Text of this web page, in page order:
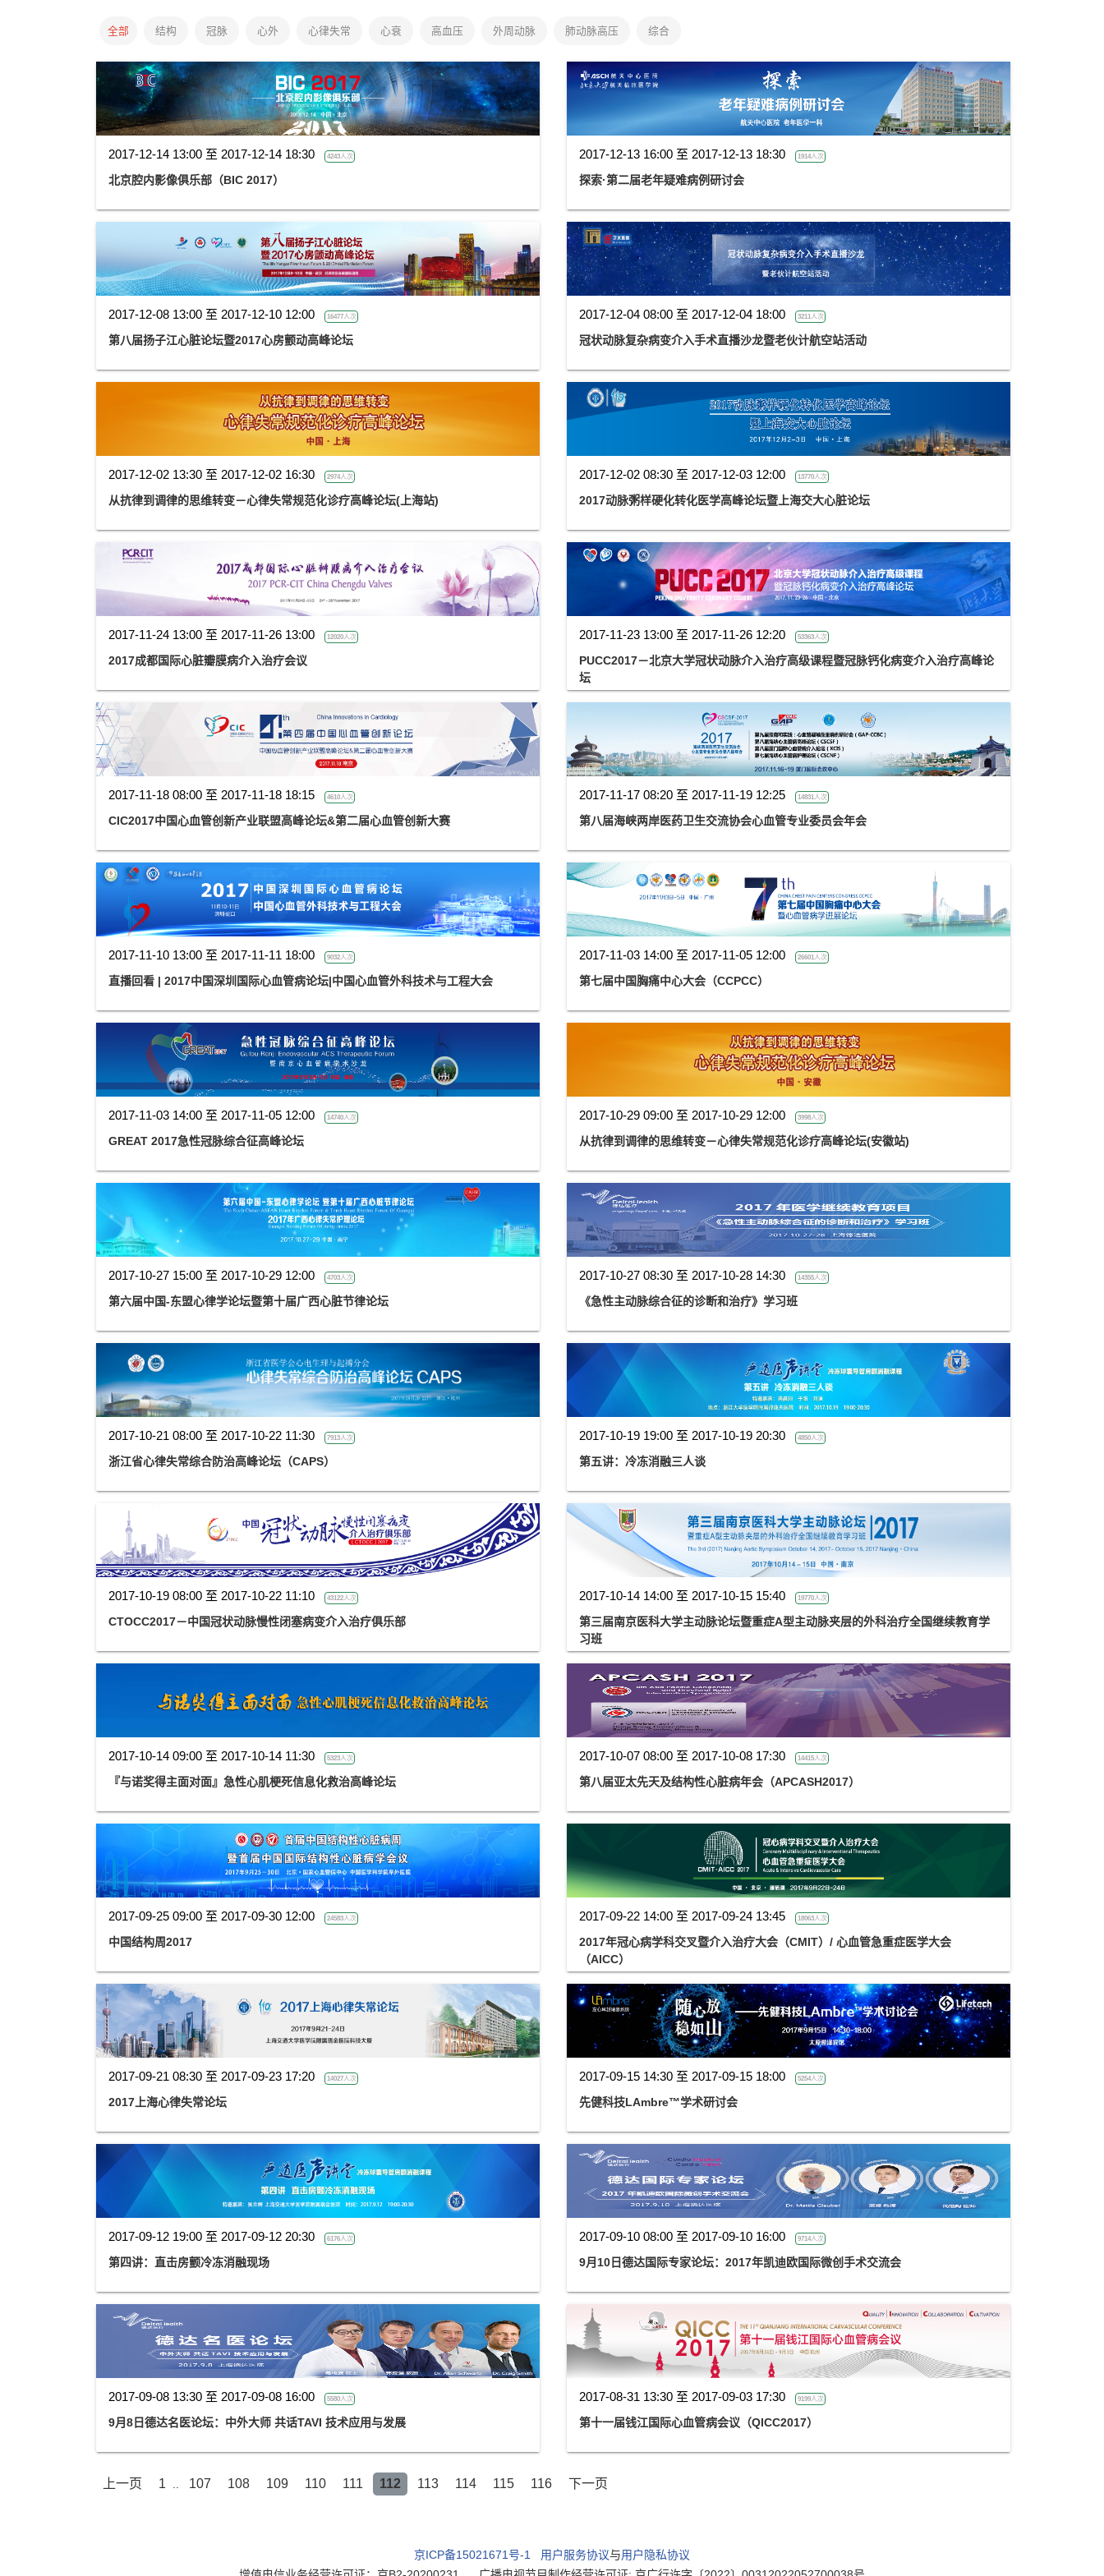
全部 结构 冠脉 心外 心律失常 心衰 高血压 外周动脉 肺动脉高压 综合
2017-12-14 13:00 至 2017-12-14 18:30 4243人次
北京腔内影像俱乐部（BIC 2017）
2017-12-13 16:00 至 2017-12-13 18:30 1914人次
探索·第二届老年疑难病例研讨会
2017-12-08 13:00 至 2017-12-10 12:00 16477人次
第八届扬子江心脏论坛暨2017心房颤动高峰论坛
2017-12-04 08:00 至 2017-12-04 18:00 3211人次
冠状动脉复杂病变介入手术直播沙龙暨老伙计航空站活动
2017-12-02 13:30 至 2017-12-02 16:30 2974人次
从抗律到调律的思维转变－心律失常规范化诊疗高峰论坛(上海站)
2017-12-02 08:30 至 2017-12-03 12:00 13770人次
2017动脉粥样硬化转化医学高峰论坛暨上海交大心脏论坛
2017-11-24 13:00 至 2017-11-26 13:00 12020人次
2017成都国际心脏瓣膜病介入治疗会议
2017-11-23 13:00 至 2017-11-26 12:20 53363人次
PUCC2017－北京大学冠状动脉介入治疗高级课程暨冠脉钙化病变介入治疗高峰论
坛
2017-11-18 08:00 至 2017-11-18 18:15 4610人次
CIC2017中国心血管创新产业联盟高峰论坛&第二届心血管创新大赛
2017-11-17 08:20 至 2017-11-19 12:25 14831人次
第八届海峡两岸医药卫生交流协会心血管专业委员会年会
2017-11-10 13:00 至 2017-11-11 18:00 9032人次
直播回看 | 2017中国深圳国际心血管病论坛|中国心血管外科技术与工程大会
2017-11-03 14:00 至 2017-11-05 12:00 26601人次
第七届中国胸痛中心大会（CCPCC）
2017-11-03 14:00 至 2017-11-05 12:00 14740人次
GREAT 2017急性冠脉综合征高峰论坛
2017-10-29 09:00 至 2017-10-29 12:00 3998人次
从抗律到调律的思维转变－心律失常规范化诊疗高峰论坛(安徽站)
2017-10-27 15:00 至 2017-10-29 12:00 4703人次
第六届中国-东盟心律学论坛暨第十届广西心脏节律论坛
2017-10-27 08:30 至 2017-10-28 14:30 14355人次
《急性主动脉综合征的诊断和治疗》学习班
2017-10-21 08:00 至 2017-10-22 11:30 7913人次
浙江省心律失常综合防治高峰论坛（CAPS）
2017-10-19 19:00 至 2017-10-19 20:30 4850人次
第五讲：冷冻消融三人谈
2017-10-19 08:00 至 2017-10-22 11:10 43122人次
CTOCC2017－中国冠状动脉慢性闭塞病变介入治疗俱乐部
2017-10-14 14:00 至 2017-10-15 15:40 19770人次
第三届南京医科大学主动脉论坛暨重症A型主动脉夹层的外科治疗全国继续教育学
习班
2017-10-14 09:00 至 2017-10-14 11:30 5323人次
『与诺奖得主面对面』急性心肌梗死信息化救治高峰论坛
2017-10-07 08:00 至 2017-10-08 17:30 14415人次
第八届亚太先天及结构性心脏病年会（APCASH2017）
2017-09-25 09:00 至 2017-09-30 12:00 24583人次
中国结构周2017
2017-09-22 14:00 至 2017-09-24 13:45 18063人次
2017年冠心病学科交叉暨介入治疗大会（CMIT）/ 心血管急重症医学大会
（AICC）
2017-09-21 08:30 至 2017-09-23 17:20 14027人次
2017上海心律失常论坛
2017-09-15 14:30 至 2017-09-15 18:00 5254人次
先健科技LAmbre™学术研讨会
2017-09-12 19:00 至 2017-09-12 20:30 6176人次
第四讲：直击房颤冷冻消融现场
2017-09-10 08:00 至 2017-09-10 16:00 9714人次
9月10日德达国际专家论坛：2017年凯迪欧国际微创手术交流会
2017-09-08 13:30 至 2017-09-08 16:00 5580人次
9月8日德达名医论坛：中外大师 共话TAVI 技术应用与发展
2017-08-31 13:30 至 2017-09-03 17:30 9199人次
第十一届钱江国际心血管病会议（QICC2017）
上一页 1 107 108 109 110 111 112 113 114 115 116 下一页
京ICP备15021671号-1 用户服务协议与用户隐私协议